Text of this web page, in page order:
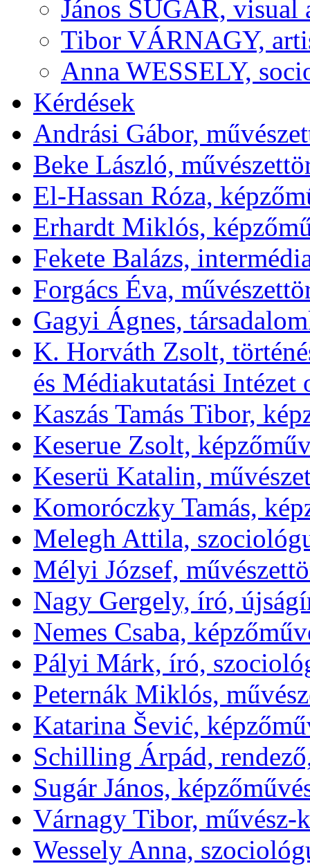
János SUGÁR, visual
Tibor VÁRNAGY,
Anna WESSELY,
Kérdések
Andrási Gábor,
Beke László,
El-Hassan Róza,
Erhardt Miklós,
Fekete Balázs,
Forgács Éva,
Gagyi Ágnes,
K. Horváth Zsolt,
és Médiakutatási Intézet
Kaszás Tamás Tibor,
Keserue Zsolt,
Keserü Katalin,
Komoróczky Tamás,
Melegh Attila,
Mélyi József,
Nagy Gergely, író,
Nemes Csaba,
Pályi Márk, író,
Peternák Miklós,
Katarina Šević,
Schilling Árpád,
Sugár János,
Várnagy Tibor, művész-
Wessely Anna,